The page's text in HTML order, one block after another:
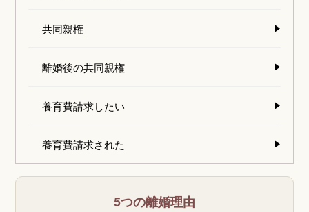
共同親権
離婚後の共同親権
養育費請求したい
養育費請求された
5つの離婚理由